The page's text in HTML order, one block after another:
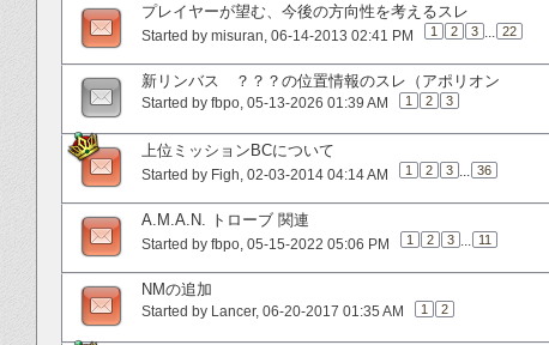
プレイヤーが望む、今後の方向性を考えるスレ
Started by misuran‎, 06-14-2013 02:41 PM 1 2 3 ... 22
新リンバス ？？？の位置情報のスレ（アポリオン
Started by fbpo‎, 05-13-2026 01:39 AM 1 2 3
上位ミッションBCについて
Started by Figh‎, 02-03-2014 04:14 AM 1 2 3 ... 36
A.M.A.N. トローブ 関連
Started by fbpo‎, 05-15-2022 05:06 PM 1 2 3 ... 11
NMの追加
Started by Lancer‎, 06-20-2017 01:35 AM 1 2